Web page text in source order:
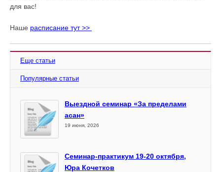
для вас!
Наше расписание тут >>
Еще статьи
Популярные статьи
Выездной семинар «За пределами
асан»
19 июня, 2026
Семинар-практикум 19-20 октября,
Юра Кочетков